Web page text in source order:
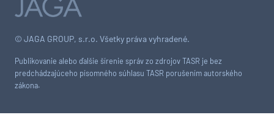
© JAGA GROUP, s.r.o. Všetky práva vyhradené.
Publikovanie alebo ďalšie šírenie správ zo zdrojov TASR je bez
predchádzajúceho písomného súhlasu TASR porušením autorského
zákona.